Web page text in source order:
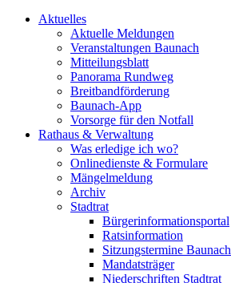
Aktuelles
Aktuelle Meldungen
Veranstaltungen Baunach
Mitteilungsblatt
Panorama Rundweg
Breitbandförderung
Baunach-App
Vorsorge für den Notfall
Rathaus & Verwaltung
Was erledige ich wo?
Onlinedienste & Formulare
Mängelmeldung
Archiv
Stadtrat
Bürgerinformationsportal
Ratsinformation
Sitzungstermine Baunach
Mandatsträger
Niederschriften Stadtrat